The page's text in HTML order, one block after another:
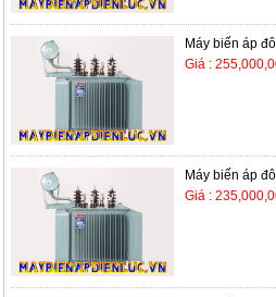
Máy biến áp
Giá :
Máy biến áp
Giá :